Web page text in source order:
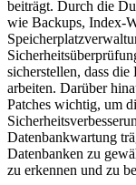
beiträgt. Durch die
wie Backups, Index-
sicherstellen, dass
arbeiten. Darüber
Patches wichtig, um
Datenbankwartung
Datenbanken zu
zu erkennen und zu